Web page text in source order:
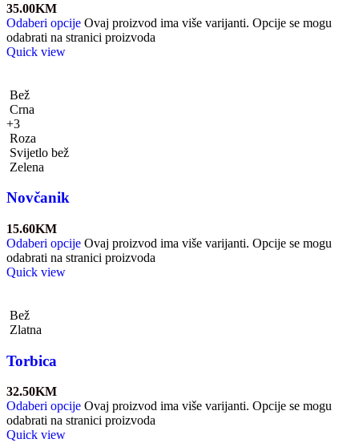
35.00KM
Odaberi opcije Ovaj proizvod ima više varijanti. Opcije se mogu
odabrati na stranici proizvoda
Quick view
Bež
Crna
+3
Roza
Svijetlo bež
Zelena
Novčanik
15.60KM
Odaberi opcije Ovaj proizvod ima više varijanti. Opcije se mogu
odabrati na stranici proizvoda
Quick view
Bež
Zlatna
Torbica
32.50KM
Odaberi opcije Ovaj proizvod ima više varijanti. Opcije se mogu
odabrati na stranici proizvoda
Quick view